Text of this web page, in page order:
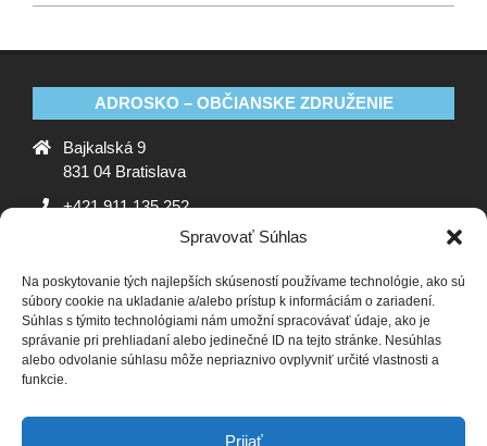
Spravovať Súhlas
Na poskytovanie tých najlepších skúseností používame technológie, ako sú
súbory cookie na ukladanie a/alebo prístup k informáciám o zariadení.
Súhlas s týmito technológiami nám umožní spracovávať údaje, ako je
správanie pri prehliadaní alebo jedinečné ID na tejto stránke. Nesúhlas
alebo odvolanie súhlasu môže nepriaznivo ovplyvniť určité vlastnosti a
funkcie.
Prijať
ADROSKO – OBČIANSKE ZDRUŽENIE
Bajkalská 9
831 04 Bratislava
+421 911 135 252
ADROSKO
Stanovy OZ Ochrana osobných údajov
Zásady
používania súborov cookie (EÚ)
Vyhlásenie o ochrane
osobných údajov (EU)
SLEDUJTE NÁS